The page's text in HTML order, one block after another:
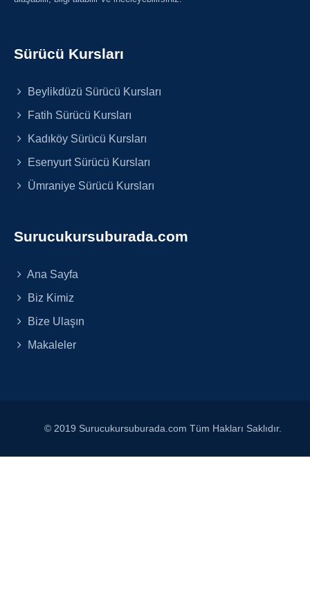
Sürücü Kursları
Beylikdüzü Sürücü Kursları
Fatih Sürücü Kursları
Kadıköy Sürücü Kursları
Esenyurt Sürücü Kursları
Ümraniye Sürücü Kursları
Surucukursuburada.com
Ana Sayfa
Biz Kimiz
Bize Ulaşın
Makaleler
© 2019 Surucukursuburada.com Tüm Hakları Saklıdır.